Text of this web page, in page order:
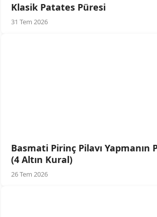
Klasik Patates Püresi
31 Tem 2026
Basmati Pirinç Pilavı Yapmanın
(4 Altın Kural)
26 Tem 2026